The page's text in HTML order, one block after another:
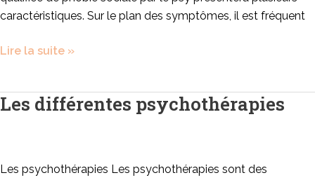
caractéristiques. Sur le plan des symptômes, il est fréquent
Lire la suite »
Les différentes psychothérapies
Les psychothérapies Les psychothérapies sont des
Les